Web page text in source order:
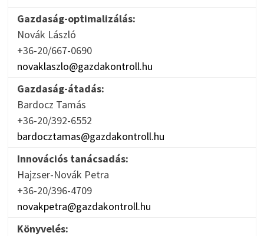
Gazdaság-optimalizálás:
Novák László
+36-20/667-0690
novaklaszlo@gazdakontroll.hu
Gazdaság-átadás:
Bardocz Tamás
+36-20/392-6552
bardocztamas@gazdakontroll.hu
Innovációs tanácsadás:
Hajzser-Novák Petra
+36-20/396-4709
novakpetra@gazdakontroll.hu
Könyvelés: